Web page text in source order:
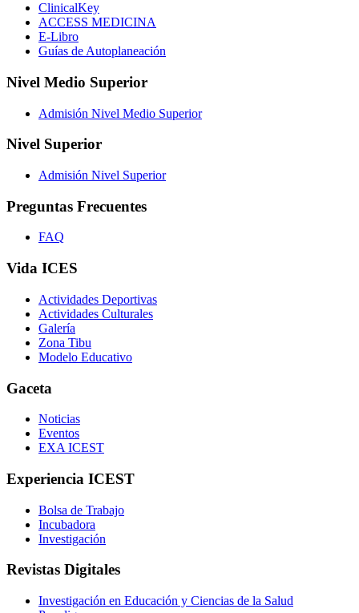
ClinicalKey
ACCESS MEDICINA
E-Libro
Guías de Autoplaneación
Nivel Medio Superior
Admisión Nivel Medio Superior
Nivel Superior
Admisión Nivel Superior
Preguntas Frecuentes
FAQ
Vida ICES
Actividades Deportivas
Actividades Culturales
Galería
Zona Tibu
Modelo Educativo
Gaceta
Noticias
Eventos
EXA ICEST
Experiencia ICEST
Bolsa de Trabajo
Incubadora
Investigación
Revistas Digitales
Investigación en Educación y Ciencias de la Salud